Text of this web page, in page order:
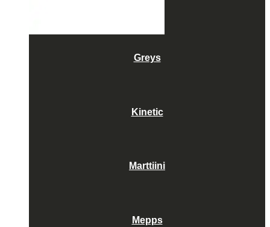
Greys
Kinetic
Marttiini
Mepps